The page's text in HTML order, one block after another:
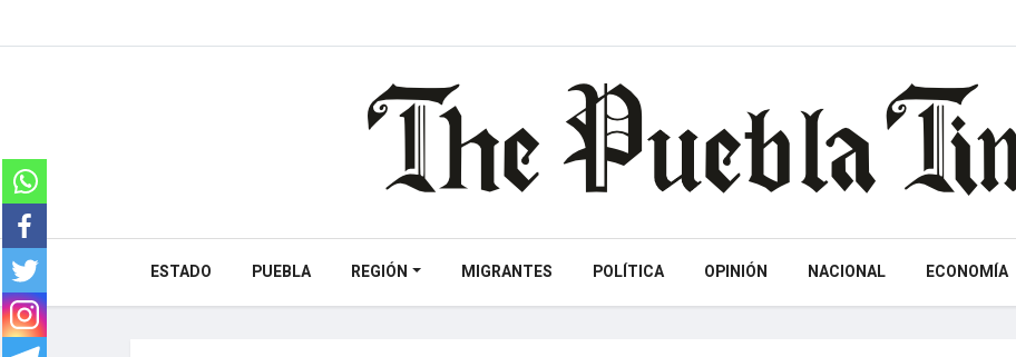
ESTADO PUEBLA REGIÓN MIGRANTES POLÍTICA OPINIÓN NACIONAL ECONOMÍA